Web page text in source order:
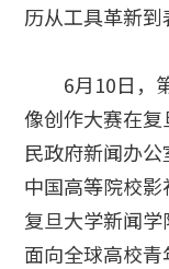
历从工具革新到
6月10日，
像创作大赛在
民政府新闻办公
中国高等院校影
复旦大学新闻学
面向全球高校青